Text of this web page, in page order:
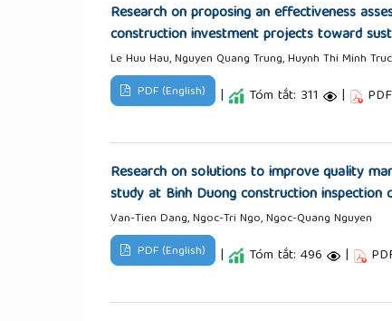
Research on proposing an effectiveness
construction investment projects toward
Le Huu Hau, Nguyen Quang Trung, Huynh Thi Minh Truc
PDF (English) | Tóm tắt: 311 |
Research on solutions to improve quality
study at Binh Duong construction inspection
Van-Tien Dang, Ngoc-Tri Ngo, Ngoc-Quang Nguyen
PDF (English) | Tóm tắt: 496 |